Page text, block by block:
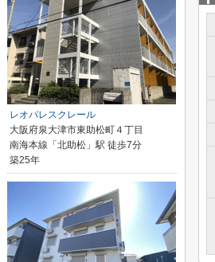
レオパレスクレール
大阪府泉大津市東助松町４丁目
南海本線「北助松」駅 徒歩7分
築25年